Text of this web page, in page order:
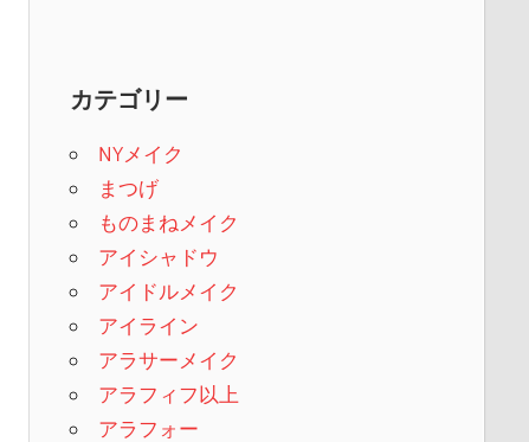
カテゴリー
NYメイク
まつげ
ものまねメイク
アイシャドウ
アイドルメイク
アイライン
アラサーメイク
アラフィフ以上
アラフォー